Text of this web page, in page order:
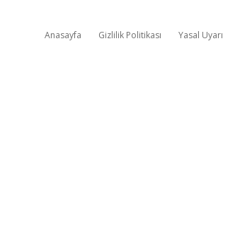
Anasayfa Gizlilik Politikası Yasal Uyarı